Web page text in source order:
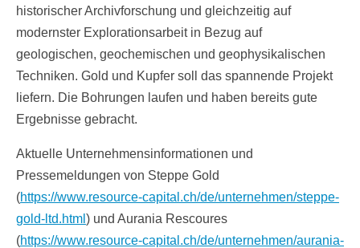
historischer Archivforschung und gleichzeitig auf
modernster Explorationsarbeit in Bezug auf
geologischen, geochemischen und geophysikalischen
Techniken. Gold und Kupfer soll das spannende Projekt
liefern. Die Bohrungen laufen und haben bereits gute
Ergebnisse gebracht.
Aktuelle Unternehmensinformationen und
Pressemeldungen von Steppe Gold
(https://www.resource-capital.ch/de/unternehmen/steppe-
gold-ltd.html ) und Aurania Rescoures
(https://www.resource-capital.ch/de/unternehmen/aurania-